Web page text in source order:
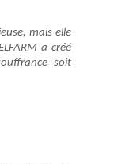
mais elle
a créé
soit